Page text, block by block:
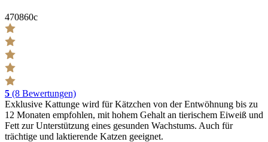
470860c
5 (8 Bewertungen)
Exklusive Kattunge wird für Kätzchen von der Entwöhnung bis zu
12 Monaten empfohlen, mit hohem Gehalt an tierischem Eiweiß und
Fett zur Unterstützung eines gesunden Wachstums. Auch für
trächtige und laktierende Katzen geeignet.